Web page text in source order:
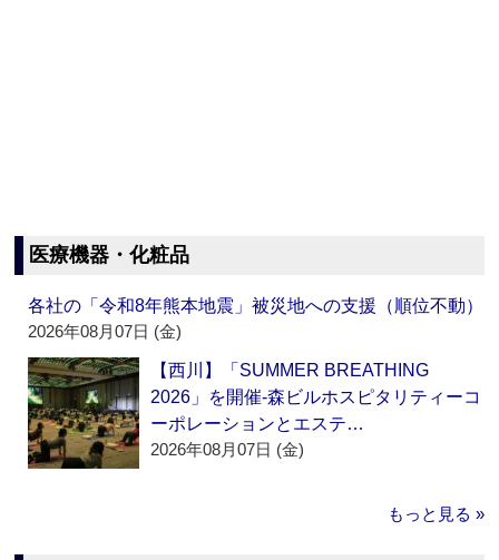
医療機器・化粧品
各社の「令和8年熊本地震」被災地への支援（順位不動）
2026年08月07日 (金)
【西川】「SUMMER BREATHING
2026」を開催‐森ビルホスピタリティーコ
ーポレーションとエステ…
2026年08月07日 (金)
もっと見る »